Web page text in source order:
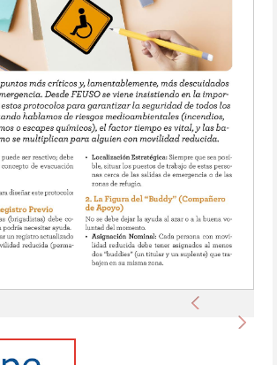
Anterior